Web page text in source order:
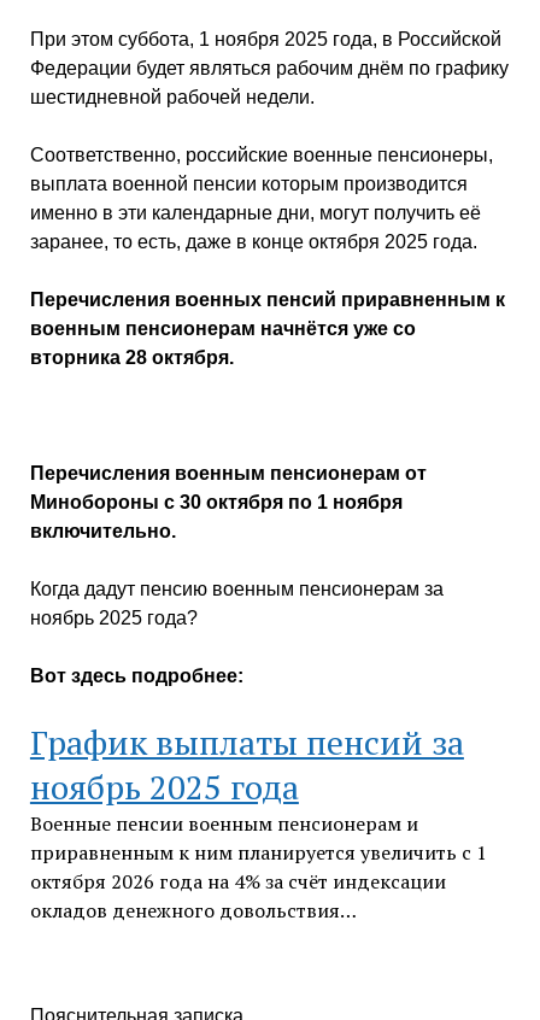
При этом суббота, 1 ноября 2025 года, в Российской
Федерации будет являться рабочим днëм по графику
шестидневной рабочей недели.
Соответственно, российские военные пенсионеры,
выплата военной пенсии которым производится
именно в эти календарные дни, могут получить еë
заранее, то есть, даже в конце октября 2025 года.
Перечисления военных пенсий приравненным к
военным пенсионерам начнётся уже со
вторника 28 октября.
Перечисления военным пенсионерам от
Минобороны с 30 октября по 1 ноября
включительно.
Когда дадут пенсию военным пенсионерам за
ноябрь 2025 года?
Вот здесь подробнее:
График выплаты пенсий за
ноябрь 2025 года
Военные пенсии военным пенсионерам и
приравненным к ним планируется увеличить с 1
октября 2026 года на 4% за счёт индексации
окладов денежного довольствия…
Пояснительная записка